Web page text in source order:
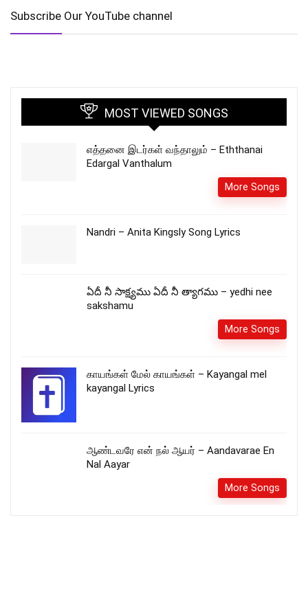
Subscribe Our YouTube channel
MOST VIEWED SONGS
எத்தனை இடர்கள் வந்தாலும் – Eththanai
Edargal Vanthalum
More Songs
Nandri – Anita Kingsly Song Lyrics
ఏదీ నీ సాక్ష్యము ఏదీ నీ త్యాగము – yedhi nee
sakshamu
More Songs
காயங்கள் மேல் காயங்கள் – Kayangal mel
kayangal Lyrics
ஆண்டவரே என் நல் ஆயர் – Aandavarae En
Nal Aayar
More Songs